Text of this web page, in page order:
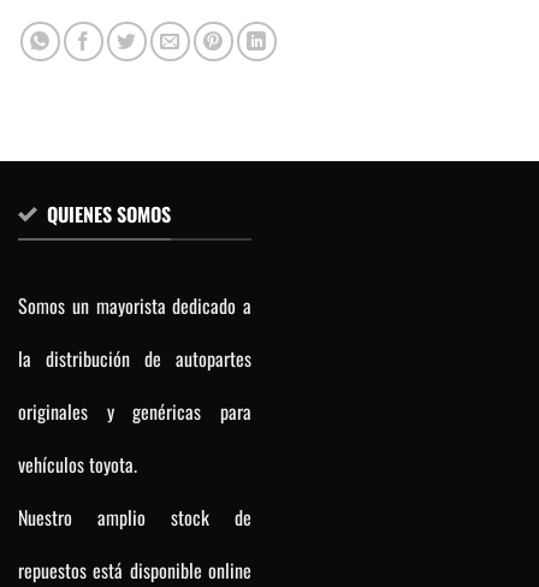
QUIENES SOMOS
Somos un mayorista dedicado a
la distribución de autopartes
originales y genéricas para
vehículos toyota.
Nuestro amplio stock de
repuestos está disponible online